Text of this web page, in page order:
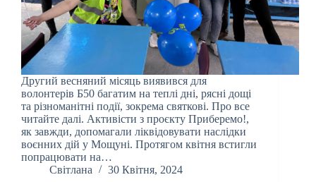
Другий весняний місяць виявився для
волонтерів Б50 багатим на теплі дні, рясні дощі
та різноманітні події, зокрема святкові. Про все
читайте далі. Активісти з проєкту Приберемо!,
як завжди, допомагали ліквідовувати наслідки
воєнних дій у Мощуні. Протягом квітня встигли
попрацювати на…
Світлана
30 Квітня, 2024